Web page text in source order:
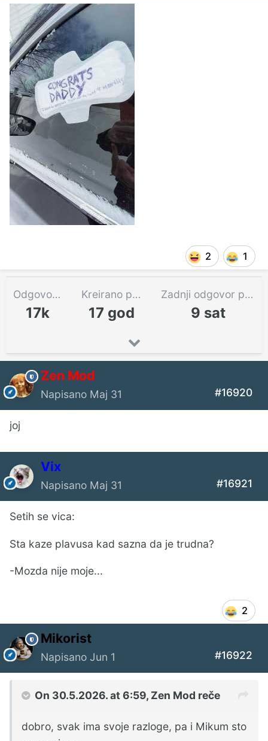
2 1
Odgovora
17k
Kreirano pre
17 god
Zadnji odgovor pre
9 sat
Zen Mod
Napisano Maj 31 #16920
joj
Vix
Napisano Maj 31 #16921
Setih se vica:
Sta kaze plavusa kad sazna da je trudna?
-Mozda nije moje...
2
Mikorist
Napisano Jun 1 #16922
On 30.5.2026. at 6:59, Zen Mod reče
dobro, svak ima svoje razloge, pa i Mikum sto